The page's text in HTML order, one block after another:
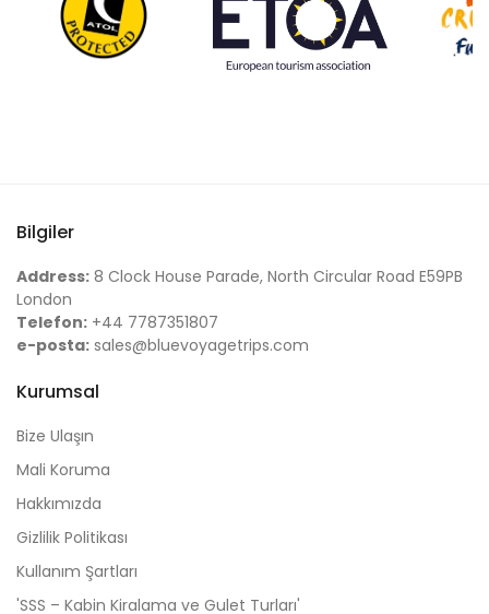
Bilgiler
Address: 8 Clock House Parade, North Circular Road E59PB
London
Telefon: +44 7787351807
e-posta: sales@bluevoyagetrips.com
Kurumsal
Bize Ulaşın
Mali Koruma
Hakkımızda
Gizlilik Politikası
Kullanım Şartları
'SSS – Kabin Kiralama ve Gulet Turları'